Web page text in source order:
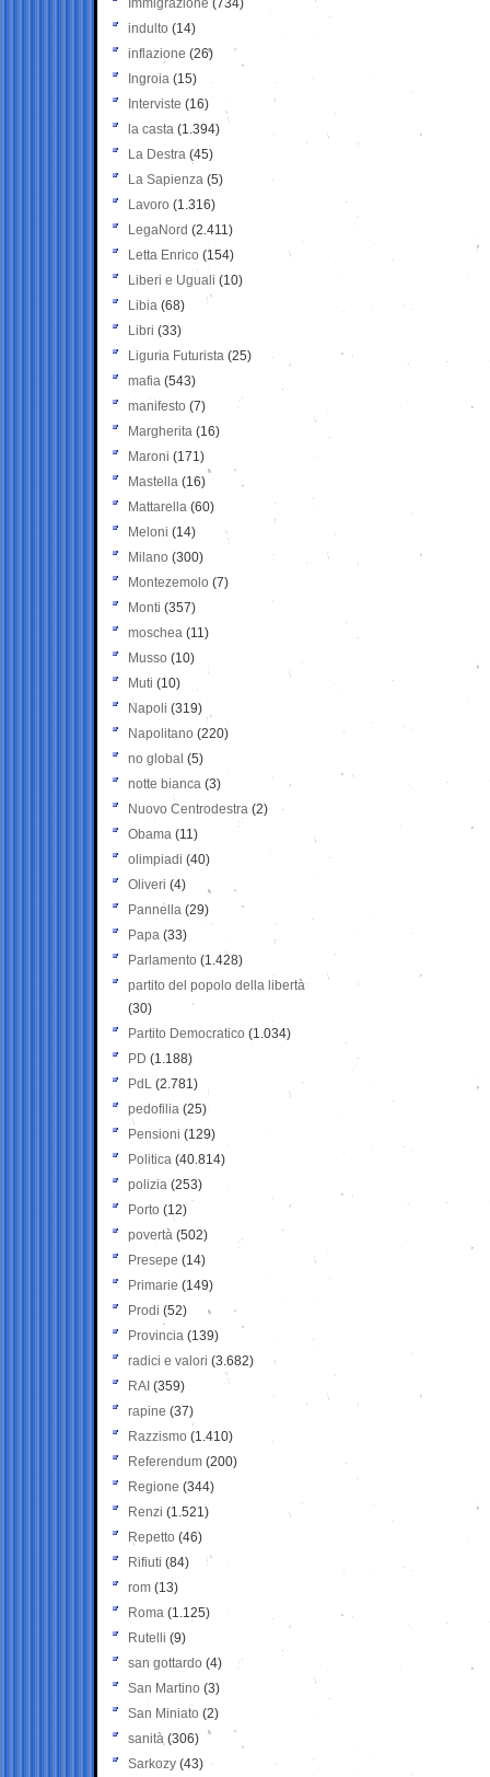
Immigrazione (734)
indulto (14)
inflazione (26)
Ingroia (15)
Interviste (16)
la casta (1.394)
La Destra (45)
La Sapienza (5)
Lavoro (1.316)
LegaNord (2.411)
Letta Enrico (154)
Liberi e Uguali (10)
Libia (68)
Libri (33)
Liguria Futurista (25)
mafia (543)
manifesto (7)
Margherita (16)
Maroni (171)
Mastella (16)
Mattarella (60)
Meloni (14)
Milano (300)
Montezemolo (7)
Monti (357)
moschea (11)
Musso (10)
Muti (10)
Napoli (319)
Napolitano (220)
no global (5)
notte bianca (3)
Nuovo Centrodestra (2)
Obama (11)
olimpiadi (40)
Oliveri (4)
Pannella (29)
Papa (33)
Parlamento (1.428)
partito del popolo della libertà
(30)
Partito Democratico (1.034)
PD (1.188)
PdL (2.781)
pedofilia (25)
Pensioni (129)
Politica (40.814)
polizia (253)
Porto (12)
povertà (502)
Presepe (14)
Primarie (149)
Prodi (52)
Provincia (139)
radici e valori (3.682)
RAI (359)
rapine (37)
Razzismo (1.410)
Referendum (200)
Regione (344)
Renzi (1.521)
Repetto (46)
Rifiuti (84)
rom (13)
Roma (1.125)
Rutelli (9)
san gottardo (4)
San Martino (3)
San Miniato (2)
sanità (306)
Sarkozy (43)